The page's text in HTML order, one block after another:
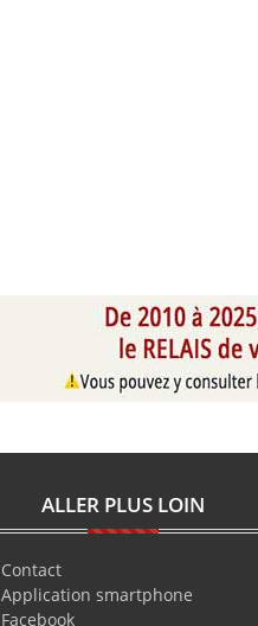
ALLER PLUS LOIN
Contact
Application smartphone
Facebook